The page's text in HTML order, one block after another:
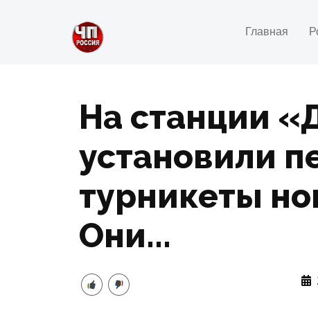
Главная
На станции
установили
турникеты
Они...